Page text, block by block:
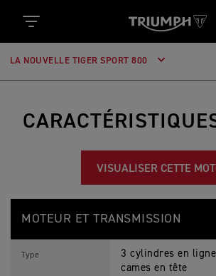
LA NOUVELLE TIGER SPORT 800
VISUALISER CETTE
MOTEUR ET TRANSMISSION
Type
3 cylindres en
cames en tête